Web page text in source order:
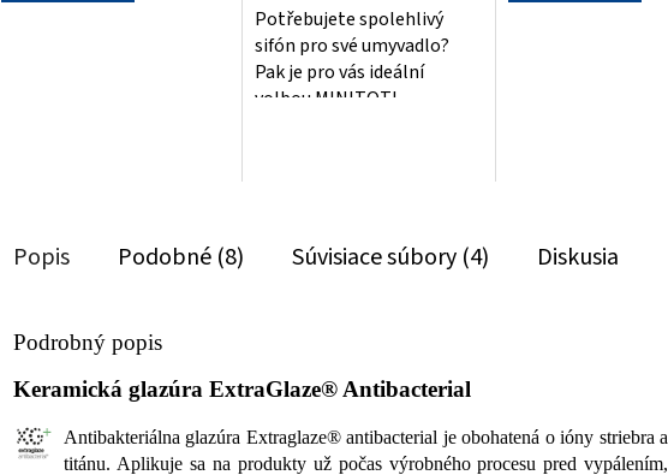
Potřebujete spolehlivý
sifón pro své umyvadlo?
Pak je pro vás ideální
volbou MINITOTI
Popis Podobné (8) Súvisiace súbory (4) Diskusia
Podrobný popis
Keramická glazúra ExtraGlaze® Antibacterial
Antibakteriálna glazúra Extraglaze® antibacterial je obohatená o ióny striebra a
titánu. Aplikuje sa na produkty už počas výrobného procesu pred vypálením,